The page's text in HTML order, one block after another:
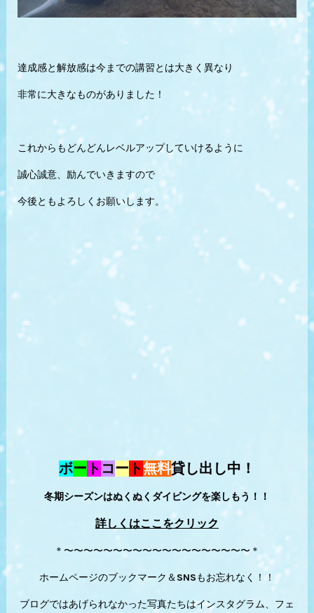
達成感と解放感は今までの講習とは大きく異なり
非常に大きなものがありました！
これからもどんどんレベルアップしていけるように
誠心誠意、励んでいきますので
今後ともよろしくお願いします。
ボー ト コー ト無料貸し出し中！
冬期シーズンはぬくぬくダイビングを楽しもう！！
詳しくはここをクリック
＊〜〜〜〜〜〜〜〜〜〜〜〜〜〜〜〜〜〜〜＊
ホームページのブックマーク＆SNSもお忘れなく！！
ブログではあげられなかった写真たちはインスタグラム、フェ